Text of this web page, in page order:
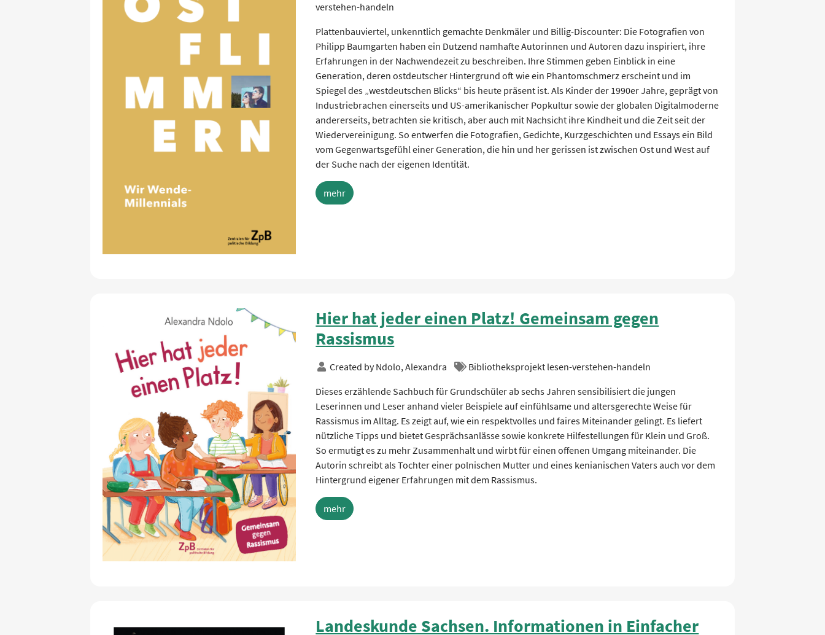
verstehen-handeln
Plattenbauviertel, unkenntlich gemachte Denkmäler und Billig-Discounter: Die Fotografien von
Philipp Baumgarten haben ein Dutzend namhafte Autorinnen und Autoren dazu inspiriert, ihre
Erfahrungen in der Nachwendezeit zu beschreiben. Ihre Stimmen geben Einblick in eine
Generation, deren ostdeutscher Hintergrund oft wie ein Phantomschmerz erscheint und im
Spiegel des „westdeutschen Blicks“ bis heute präsent ist. Als Kinder der 1990er Jahre, geprägt von
Industriebrachen einerseits und US-amerikanischer Popkultur sowie der globalen Digitalmoderne
andererseits, betrachten sie kritisch, aber auch mit Nachsicht ihre Kindheit und die Zeit seit der
Wiedervereinigung. So entwerfen die Fotografien, Gedichte, Kurzgeschichten und Essays ein Bild
vom Gegenwartsgefühl einer Generation, die hin und her gerissen ist zwischen Ost und West auf
der Suche nach der eigenen Identität.
mehr
Hier hat jeder einen Platz! Gemeinsam gegen
Rassismus
Created byNdolo, Alexandra Bibliotheksprojekt lesen-verstehen-handeln
Dieses erzählende Sachbuch für Grundschüler ab sechs Jahren sensibilisiert die jungen
Leserinnen und Leser anhand vieler Beispiele auf einfühlsame und altersgerechte Weise für
Rassismus im Alltag. Es zeigt auf, wie ein respektvolles und faires Miteinander gelingt. Es liefert
nützliche Tipps und bietet Gesprächsanlässe sowie konkrete Hilfestellungen für Klein und Groß.
So ermutigt es zu mehr Zusammenhalt und wirbt für einen offenen Umgang miteinander. Die
Autorin schreibt als Tochter einer polnischen Mutter und eines kenianischen Vaters auch vor dem
Hintergrund eigener Erfahrungen mit dem Rassismus.
mehr
Landeskunde Sachsen. Informationen in Einfacher